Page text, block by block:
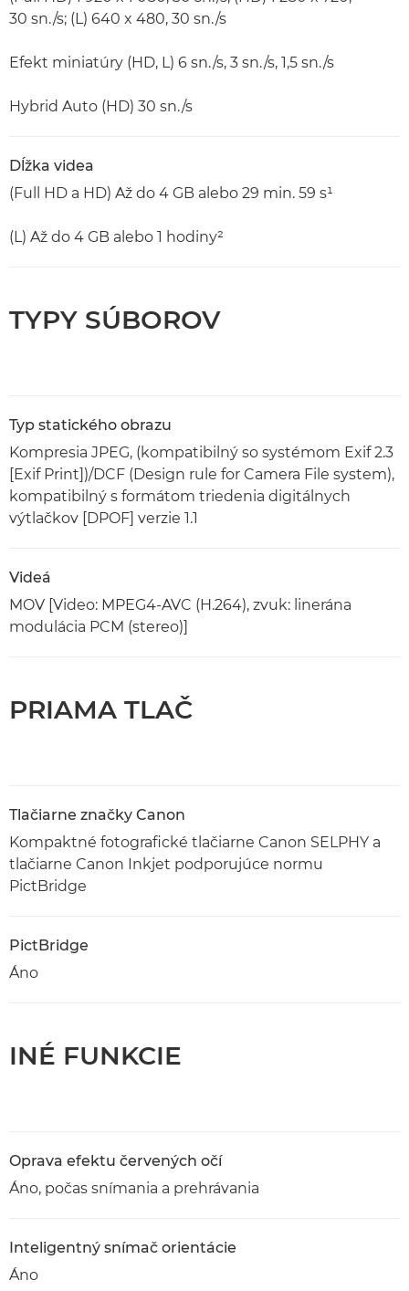
30 sn./s; (L) 640 x 480, 30 sn./s
Efekt miniatúry (HD, L) 6 sn./s, 3 sn./s, 1,5 sn./s
Hybrid Auto (HD) 30 sn./s
Dĺžka videa
(Full HD a HD) Až do 4 GB alebo 29 min. 59 s¹
(L) Až do 4 GB alebo 1 hodiny²
TYPY SÚBOROV
Typ statického obrazu
Kompresia JPEG, (kompatibilný so systémom Exif 2.3
[Exif Print])/DCF (Design rule for Camera File system),
kompatibilný s formátom triedenia digitálnych
výtlačkov [DPOF] verzie 1.1
Videá
MOV [Video: MPEG4-AVC (H.264), zvuk: linerána
modulácia PCM (stereo)]
PRIAMA TLAČ
Tlačiarne značky Canon
Kompaktné fotografické tlačiarne Canon SELPHY a
tlačiarne Canon Inkjet podporujúce normu
PictBridge
PictBridge
Áno
INÉ FUNKCIE
Oprava efektu červených očí
Áno, počas snímania a prehrávania
Inteligentný snímač orientácie
Áno